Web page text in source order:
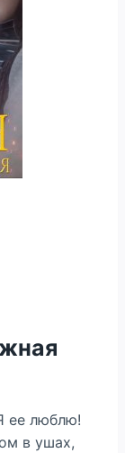
ее люблю!
в ушах,